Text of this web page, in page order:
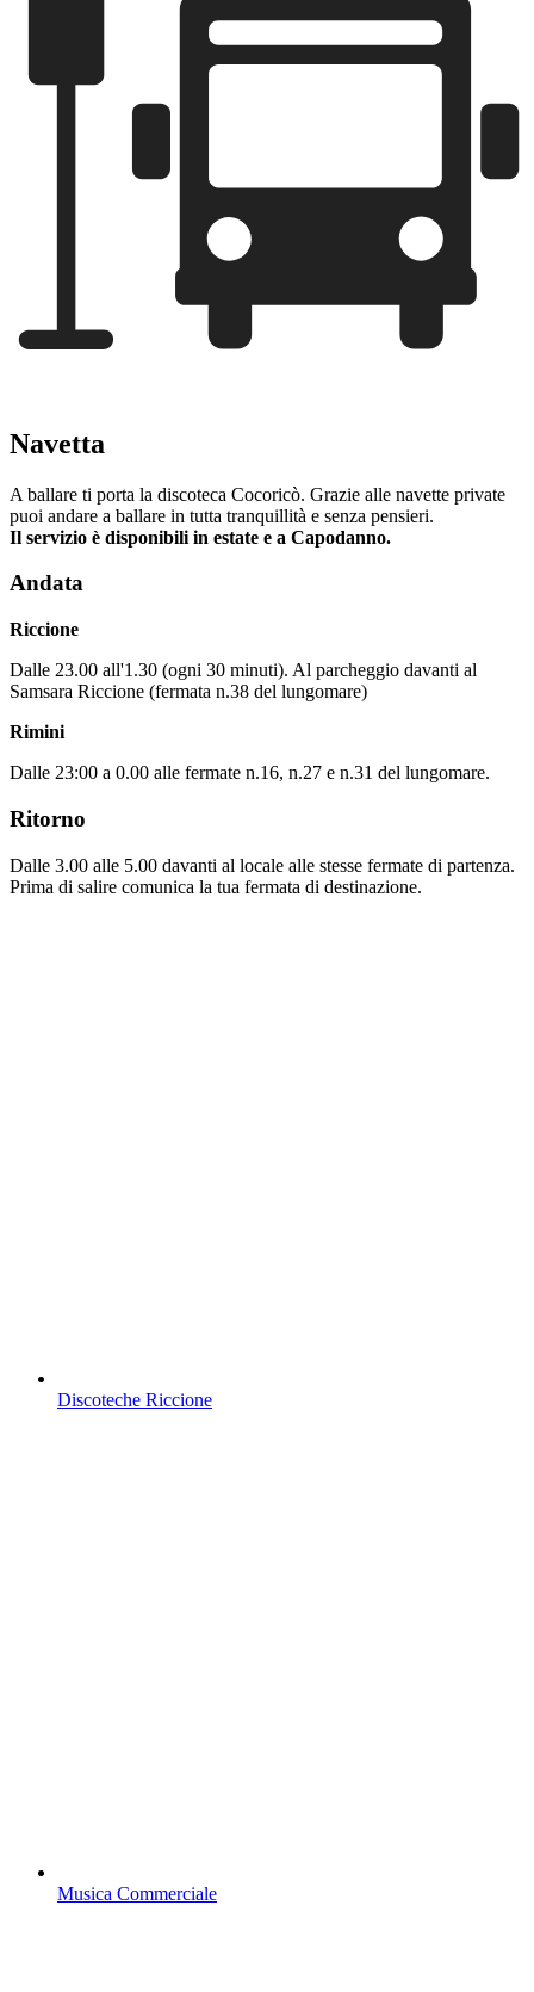
Navetta
A ballare ti porta la discoteca Cocoricò. Grazie alle navette private
puoi andare a ballare in tutta tranquillità e senza pensieri.
Il servizio è disponibili in estate e a Capodanno.
Andata
Riccione
Dalle 23.00 all'1.30 (ogni 30 minuti). Al parcheggio davanti al
Samsara Riccione (fermata n.38 del lungomare)
Rimini
Dalle 23:00 a 0.00 alle fermate n.16, n.27 e n.31 del lungomare.
Ritorno
Dalle 3.00 alle 5.00 davanti al locale alle stesse fermate di partenza.
Prima di salire comunica la tua fermata di destinazione.
Discoteche Riccione
Musica Commerciale